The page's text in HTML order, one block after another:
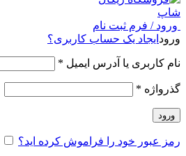
ورود / فرم ثبت نام
ورود ایجاد یک حساب کاربری؟
نام کاربری یا آدرس ایمیل *
گذرواژه *
ورود
رمز عبور خود را فراموش کرده اید؟